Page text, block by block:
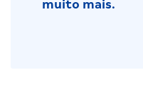
muito mais.